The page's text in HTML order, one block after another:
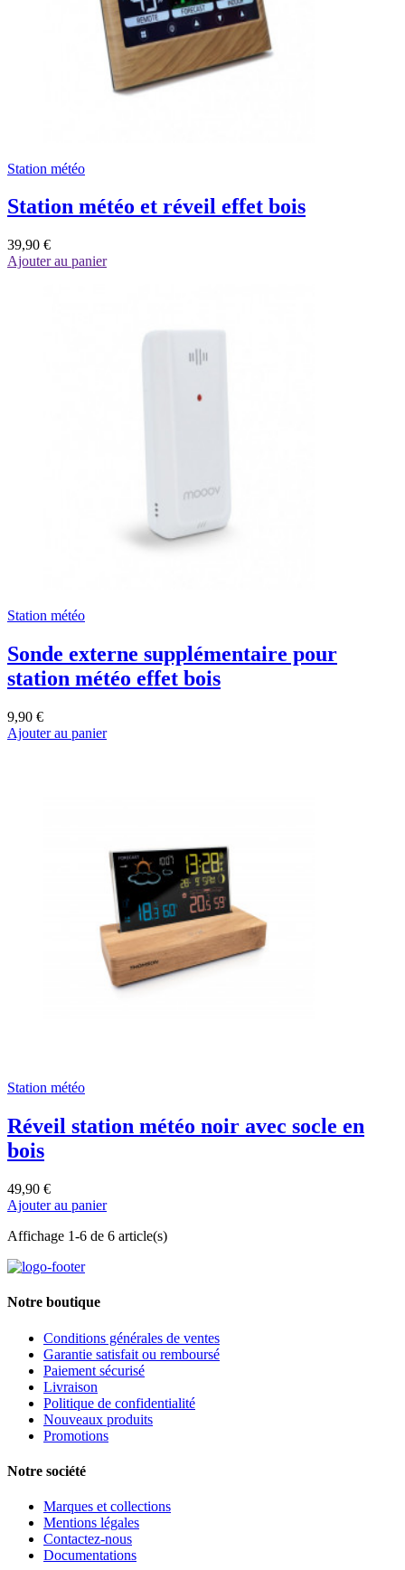
Station météo
Station météo et réveil effet bois
39,90 €
Ajouter au panier
Station météo
Sonde externe supplémentaire pour
station météo effet bois
9,90 €
Ajouter au panier
Station météo
Réveil station météo noir avec socle en
bois
49,90 €
Ajouter au panier
Affichage 1-6 de 6 article(s)
Notre boutique
Conditions générales de ventes
Garantie satisfait ou remboursé
Paiement sécurisé
Livraison
Politique de confidentialité
Nouveaux produits
Promotions
Notre société
Marques et collections
Mentions légales
Contactez-nous
Documentations